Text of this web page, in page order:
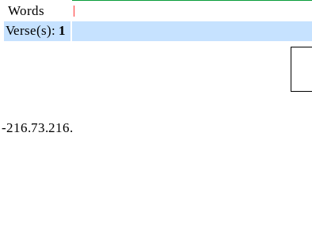
Words |
Verse(s): 1
-216.73.216.